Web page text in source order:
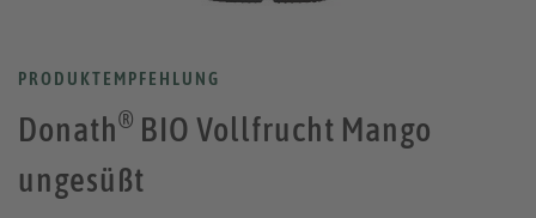
PRODUKTEMPFEHLUNG
Donath® BIO Vollfrucht Mango
ungesüßt